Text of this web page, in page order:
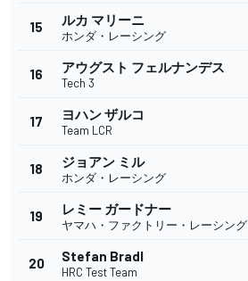
15 ルカ マリーニ
ホンダ・レーシング
16 アウグスト フェルナンデス
Tech 3
17 ヨハン ザルコ
Team LCR
18 ジョアン ミル
ホンダ・レーシング
19 レミー ガードナー
ヤマハ・ファクトリー・レーシング
20 Stefan Bradl
HRC Test Team